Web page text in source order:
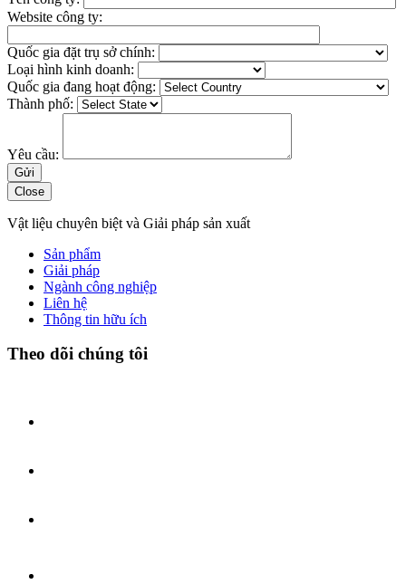
Website công ty:
Quốc gia đặt trụ sở chính:
Loại hình kinh doanh:
Quốc gia đang hoạt động:
Thành phố:
Yêu cầu:
Close
Vật liệu chuyên biệt và Giải pháp sản xuất
Sản phẩm
Giải pháp
Ngành công nghiệp
Liên hệ
Thông tin hữu ích
Theo dõi chúng tôi